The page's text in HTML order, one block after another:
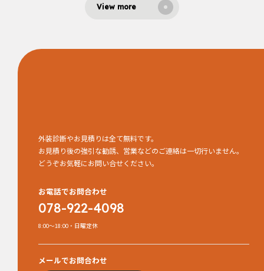
View more
外装診断やお見積りは全て無料です。
お見積り後の強引な勧誘、営業などのご連絡は一切行いません。
どうぞお気軽にお問い合せください。
お電話でお問合わせ
078-922-4098
8:00～18:00・日曜定休
メールでお問合わせ